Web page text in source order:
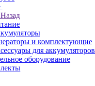
Назад
и комплектующие
для аккумуляторов
оборудование